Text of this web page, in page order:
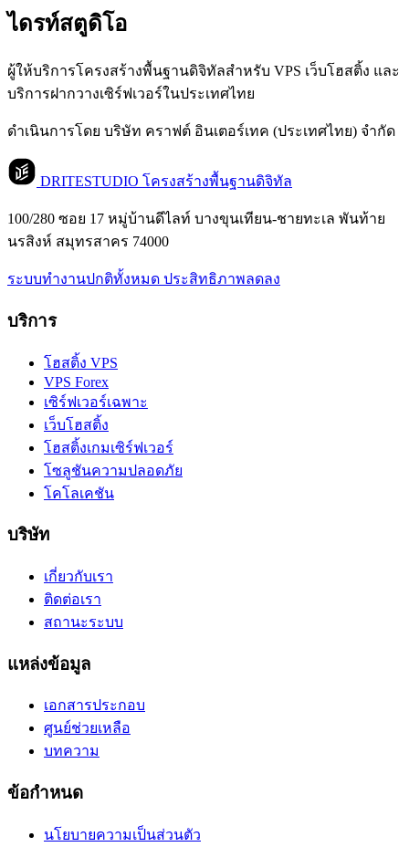
ไดรท์สตูดิโอ
ผู้ให้บริการโครงสร้างพื้นฐานดิจิทัลสำหรับ VPS เว็บโฮสติ้ง และ
บริการฝากวางเซิร์ฟเวอร์ในประเทศไทย
ดำเนินการโดย บริษัท คราฟต์ อินเตอร์เทค (ประเทศไทย) จำกัด
DRITESTUDIO โครงสร้างพื้นฐานดิจิทัล
100/280 ซอย 17 หมู่บ้านดีไลท์ บางขุนเทียน-ชายทะเล พันท้าย
นรสิงห์ สมุทรสาคร 74000
ระบบทำงานปกติทั้งหมด ประสิทธิภาพลดลง
บริการ
โฮสติ้ง VPS
VPS Forex
เซิร์ฟเวอร์เฉพาะ
เว็บโฮสติ้ง
โฮสติ้งเกมเซิร์ฟเวอร์
โซลูชันความปลอดภัย
โคโลเคชัน
บริษัท
เกี่ยวกับเรา
ติดต่อเรา
สถานะระบบ
แหล่งข้อมูล
เอกสารประกอบ
ศูนย์ช่วยเหลือ
บทความ
ข้อกำหนด
นโยบายความเป็นส่วนตัว